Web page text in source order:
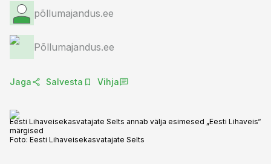
põllumajandus.ee
Põllumajandus.ee
Jaga Salvesta Vihja
Eesti Lihaveisekasvatajate Selts annab välja esimesed „Eesti Lihaveis“
märgised
Foto: Eesti Lihaveisekasvatajate Selts